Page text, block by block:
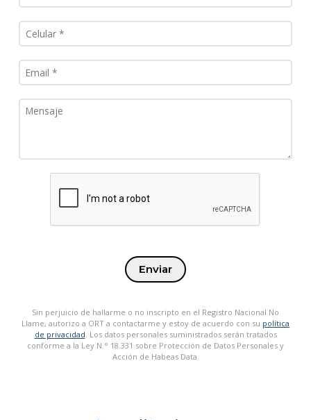
Enviar
Sin perjuicio de hallarme o no inscripto en el Registro Nacional No
Llame, autorizo a ORT a contactarme y estoy de acuerdo con su política
de privacidad . Los datos personales suministrados serán tratados
conforme a la Ley N.° 18.331 sobre Protección de Datos Personales y
Acción de Habeas Data.